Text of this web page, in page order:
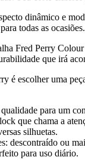
dinâmico e
todas as
Fred Perry
que irá
é escolher uma
para um
que chama a
silhuetas.
descontraído ou
para uso diário.